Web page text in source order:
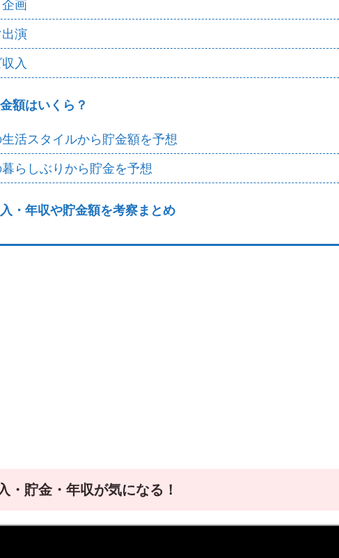
画
出演
入
額はいくら？
活スタイルから貯金額を予想
らしぶりから貯金を予想
・年収や貯金額を考察まとめ
・貯金・年収が気になる！